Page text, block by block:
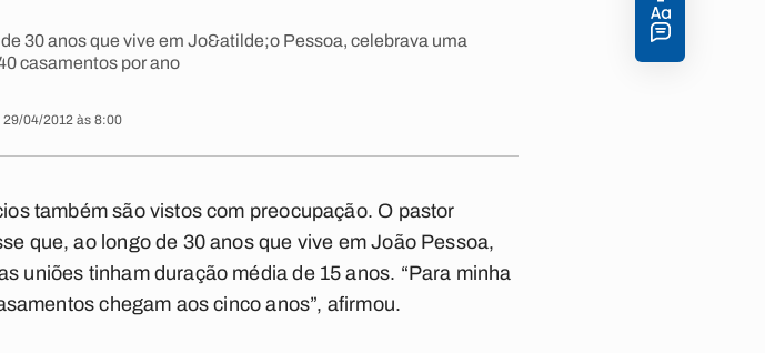
30 anos que vive em Jo&atilde;o Pessoa, celebrava uma
casamentos por ano
29/04/2012 às 8:00
também são vistos com preocupação. O pastor
que, ao longo de 30 anos que vive em João Pessoa,
uniões tinham duração média de 15 anos. “Para minha
chegam aos cinco anos”, afirmou.